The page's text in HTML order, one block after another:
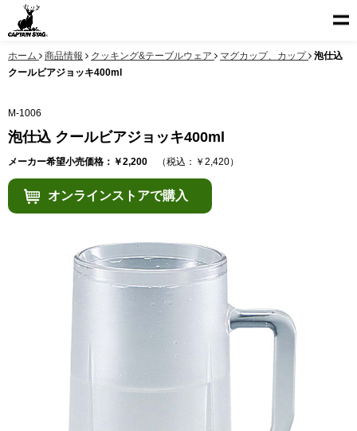
ホーム 商品情報 クッキング&テーブルウェア マグカップ、カップ
泡仕込
クールビアジョッキ400ml
M-1006
泡仕込 クールビアジョッキ400ml
メーカー希望小売価格：￥2,200 （税込：￥2,420）
オンラインストアで購入